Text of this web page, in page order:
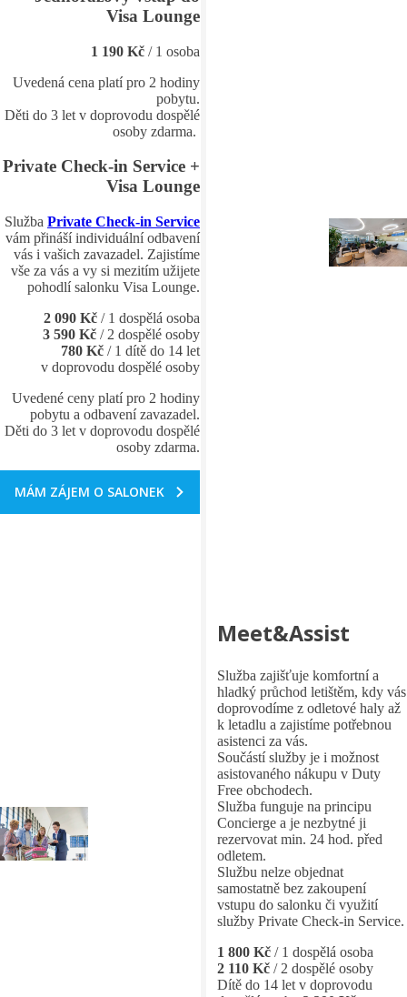
Visa Lounge
1 190 Kč / 1 osoba
Uvedená cena platí pro 2 hodiny
pobytu.
Děti do 3 let v doprovodu dospělé
osoby zdarma.
Private Check-in Service +
Visa Lounge
Služba Private Check-in Service
vám přináší individuální odbavení
vás i vašich zavazadel. Zajistíme
vše za vás a vy si mezitím užijete
pohodlí salonku Visa Lounge.
2 090 Kč / 1 dospělá osoba
3 590 Kč / 2 dospělé osoby
780 Kč / 1 dítě do 14 let
v doprovodu dospělé osoby
Uvedené ceny platí pro 2 hodiny
pobytu a odbavení zavazadel.
Děti do 3 let v doprovodu dospělé
osoby zdarma.
MÁM ZÁJEM O SALONEK
Meet&Assist
Služba zajišťuje komfortní a
hladký průchod letištěm, kdy vás
doprovodíme z odletové haly až
k letadlu a zajistíme potřebnou
asistenci za vás.
Součástí služby je i možnost
asistovaného nákupu v Duty
Free obchodech.
Služba funguje na principu
Concierge a je nezbytné ji
rezervovat min. 24 hod. před
odletem.
Službu nelze objednat
samostatně bez zakoupení
vstupu do salonku či využití
služby Private Check-in Service.
1 800 Kč / 1 dospělá osoba
2 110 Kč / 2 dospělé osoby
Dítě do 14 let v doprovodu